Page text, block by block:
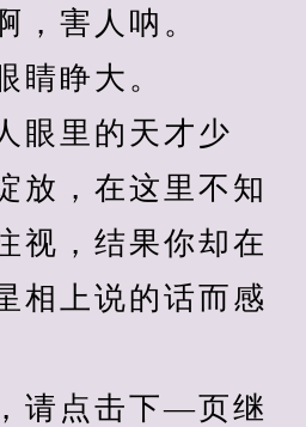
害人呐。
睁大。
里的天才少
放，在这里不知
视，结果你却在
相上说的话而感
点击下—页继